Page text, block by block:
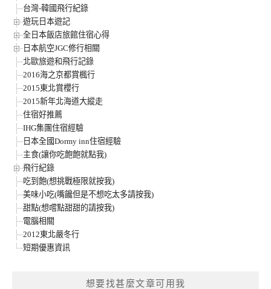
台灣-韓國飛行紀錄
遊玩日本遊記
全日本飯店旅館住宿心得
日本航空JGC修行相關
北歐旅遊和飛行記錄
2016海之京都賞楓行
2015東北賞櫻行
2015新年北海道大縱走
住宿好推薦
IHG集團住宿經驗
日本全國Dormy inn住宿經驗
主食(讓你吃飽飽就點我)
飛行紀錄
吃到飽(想挑戰極限就按我)
美味小吃(嘴饞但是不想吃太多請按我)
甜點(想嚐點甜甜的請按我)
電腦相關
2012東北嚴冬行
短期優惠資訊
想要找甚麼文章可用我